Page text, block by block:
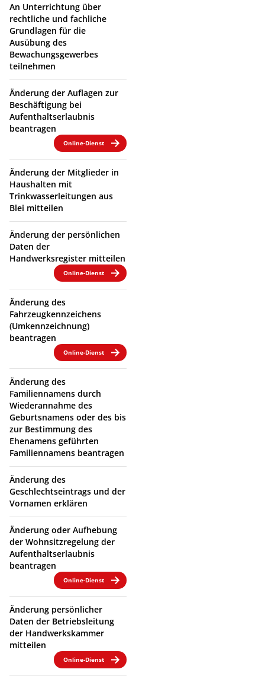
An Unterrichtung über
rechtliche und fachliche
Grundlagen für die
Ausübung des
Bewachungsgewerbes
teilnehmen
Änderung der Auflagen zur
Beschäftigung bei
Aufenthaltserlaubnis
beantragen
Online-Dienst
Änderung der Mitglieder in
Haushalten mit
Trinkwasserleitungen aus
Blei mitteilen
Änderung der persönlichen
Daten der
Handwerksregister mitteilen
Online-Dienst
Änderung des
Fahrzeugkennzeichens
(Umkennzeichnung)
beantragen
Online-Dienst
Änderung des
Familiennamens durch
Wiederannahme des
Geburtsnamens oder des bis
zur Bestimmung des
Ehenamens geführten
Familiennamens beantragen
Änderung des
Geschlechtseintrags und der
Vornamen erklären
Änderung oder Aufhebung
der Wohnsitzregelung der
Aufenthaltserlaubnis
beantragen
Online-Dienst
Änderung persönlicher
Daten der Betriebsleitung
der Handwerkskammer
mitteilen
Online-Dienst